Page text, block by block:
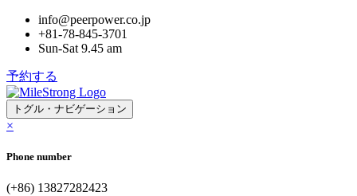
info@peerpower.co.jp
+81-78-845-3701
Sun-Sat 9.45 am
予約する
トグル・ナビゲーション
×
Phone number
(+86) 13827282423